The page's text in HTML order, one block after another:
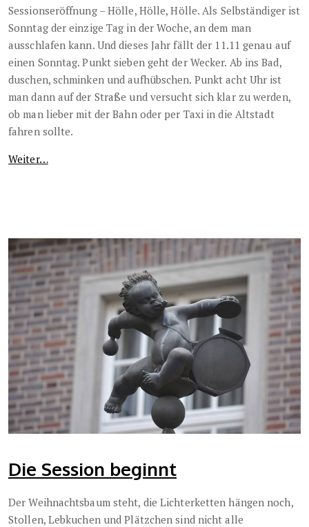
Sessionseröffnung – Hölle, Hölle, Hölle. Als Selbständiger ist
Sonntag der einzige Tag in der Woche, an dem man
ausschlafen kann. Und dieses Jahr fällt der 11.11 genau auf
einen Sonntag. Punkt sieben geht der Wecker. Ab ins Bad,
duschen, schminken und aufhübschen. Punkt acht Uhr ist
man dann auf der Straße und versucht sich klar zu werden,
ob man lieber mit der Bahn oder per Taxi in die Altstadt
fahren sollte.
Weiter…
Die Session beginnt
Der Weihnachtsbaum steht, die Lichterketten hängen noch,
Stollen, Lebkuchen und Plätzchen sind nicht alle